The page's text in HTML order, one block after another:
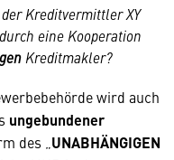
Kreditvermittler XY
eine Kooperation
Kreditmakler?
wird auch
ungebundener
des „ UNABHÄNGIGEN